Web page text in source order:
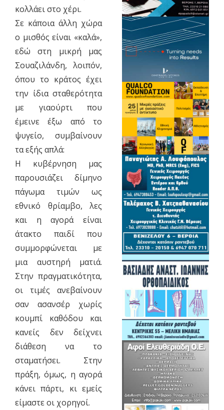
κολλάει στο χέρι.
Σε κάποια άλλη χώρα
ο μισθός είναι «καλά»,
εδώ στη μικρή μας
Σουαζιλάνδη, λοιπόν,
όπου το κράτος έχει
την ίδια σταθερότητα
με γιαούρτι που
έμεινε έξω από το
ψυγείο, συμβαίνουν
τα εξής απλά:
Η κυβέρνηση μας
παρουσιάζει δίμηνο
πάγωμα τιμών ως
εθνικό θρίαμβο, λες
και η αγορά είναι
άτακτο παιδί που
συμμορφώνεται με
μια αυστηρή ματιά.
Στην πραγματικότητα,
οι τιμές ανεβαίνουν
σαν ασανσέρ χωρίς
κουμπί καθόδου και
κανείς δεν δείχνει
διάθεση να το
σταματήσει. Στην
πράξη, όμως, η αγορά
κάνει πάρτι, κι εμείς
είμαστε οι χορηγοί.